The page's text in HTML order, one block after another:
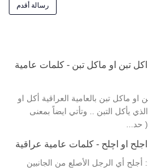
رسالة أقدم
تبن او ماكل تبن - كلمات عامية
او ماكل تبن بالعامية العراقية أكل او
يأكل التبن .. وتأتي ايضاً بمعنى
حد...
او اچلح - كلمات عامية عراقية
أجلح أي الرجل الأصلع من الجانبين